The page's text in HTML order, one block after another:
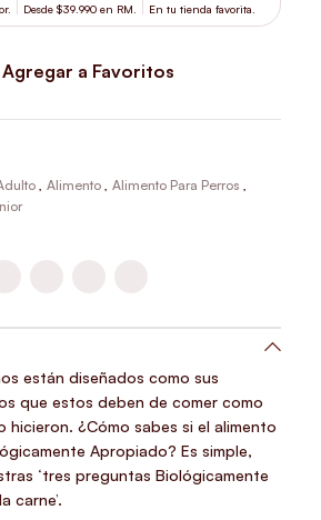
Desde $39.990 en RM. En tu tienda favorita.
Agregar a Favoritos
Alimento Alimento Para Perros
están diseñados como sus
que estos deben de comer como
hicieron. ¿Cómo sabes si el alimento
Apropiado? Es simple,
‘tres preguntas Biológicamente
carne’.